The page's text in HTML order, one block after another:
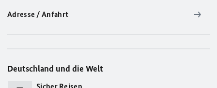
Adresse / Anfahrt
Deutschland und die Welt